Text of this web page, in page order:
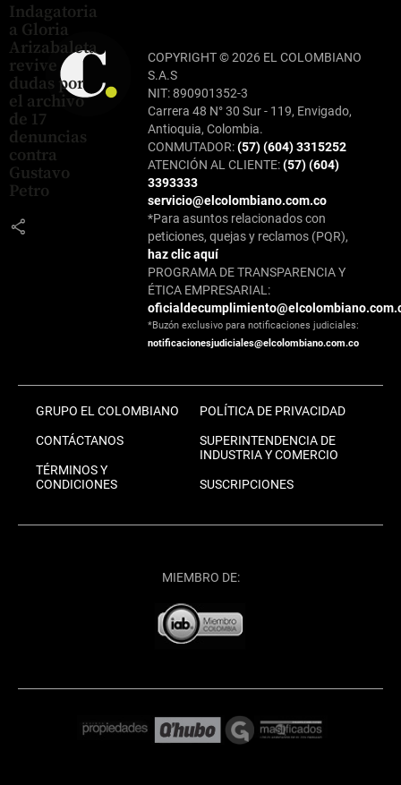
Indagatoria
a Gloria
Arizabaleta
revive
dudas por
el archivo
de 17
denuncias
contra
Gustavo
Petro
share
COPYRIGHT © 2026 EL COLOMBIANO
S.A.S
NIT: 890901352-3
Carrera 48 N° 30 Sur - 119, Envigado,
Antioquia, Colombia.
CONMUTADOR:(57) (604) 3315252
ATENCIÓN AL CLIENTE:(57) (604)
3393333
servicio@elcolombiano.com.co
*Para asuntos relacionados con
peticiones, quejas y reclamos (PQR),
haz clic aquí
PROGRAMA DE TRANSPARENCIA Y
ÉTICA EMPRESARIAL:
*Buzón exclusivo para notificaciones judiciales:
notificacionesjudiciales@elcolombiano.com.co
GRUPO EL COLOMBIANO
CONTÁCTANOS
TÉRMINOS Y
CONDICIONES
POLÍTICA DE PRIVACIDAD
SUPERINTENDENCIA DE
INDUSTRIA Y COMERCIO
SUSCRIPCIONES
MIEMBRO DE: